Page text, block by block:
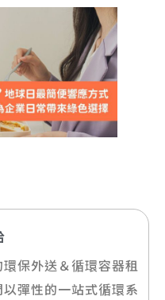
保外送＆循環容器租
彈性的一站式循環系